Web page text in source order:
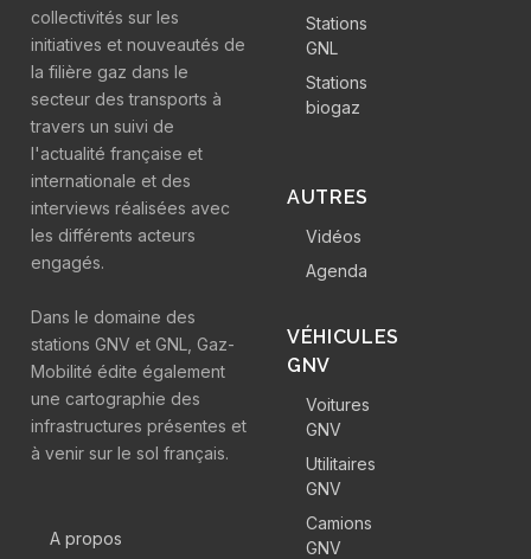
collectivités sur les
initiatives et nouveautés de
la filière gaz dans le
secteur des transports à
travers un suivi de
l'actualité française et
internationale et des
interviews réalisées avec
les différents acteurs
engagés.
Dans le domaine des
stations GNV et GNL, Gaz-
Mobilité édite également
une cartographie des
infrastructures présentes et
à venir sur le sol français.
A propos
Stations
GNL
Stations
biogaz
AUTRES
Vidéos
Agenda
VÉHICULES
GNV
Voitures
GNV
Utilitaires
GNV
Camions
GNV